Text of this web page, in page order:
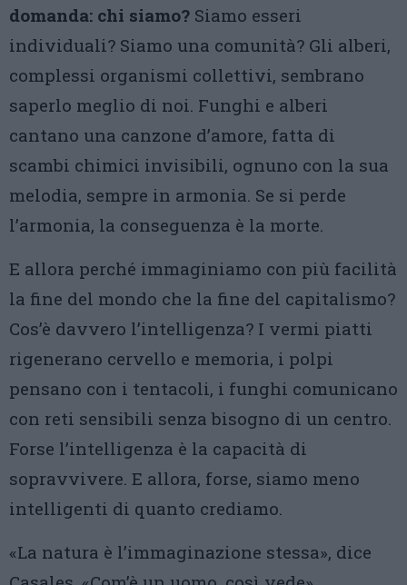
domanda: chi siamo? Siamo esseri
individuali? Siamo una comunità? Gli alberi,
complessi organismi collettivi, sembrano
saperlo meglio di noi. Funghi e alberi
cantano una canzone d’amore, fatta di
scambi chimici invisibili, ognuno con la sua
melodia, sempre in armonia. Se si perde
l’armonia, la conseguenza è la morte.
E allora perché immaginiamo con più facilità
la fine del mondo che la fine del capitalismo?
Cos’è davvero l’intelligenza? I vermi piatti
rigenerano cervello e memoria, i polpi
pensano con i tentacoli, i funghi comunicano
con reti sensibili senza bisogno di un centro.
Forse l’intelligenza è la capacità di
sopravvivere. E allora, forse, siamo meno
intelligenti di quanto crediamo.
«La natura è l’immaginazione stessa», dice